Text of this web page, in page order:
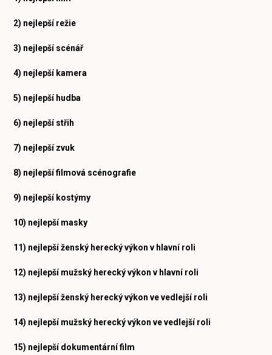
2) nejlepší režie
3) nejlepší scénář
4) nejlepší kamera
5) nejlepší hudba
6) nejlepší střih
7) nejlepší zvuk
8) nejlepší filmová scénografie
9) nejlepší kostýmy
10) nejlepší masky
11) nejlepší ženský herecký výkon v hlavní roli
12) nejlepší mužský herecký výkon v hlavní roli
13) nejlepší ženský herecký výkon ve vedlejší roli
14) nejlepší mužský herecký výkon ve vedlejší roli
15) nejlepší dokumentární film